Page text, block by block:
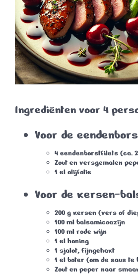
Ingrediënten voor 4
Voor de
4 eendenborstfilets (ca.
Zout en versgemalen
1 el olijfolie
Voor de kersen-
200 g kersen (vers of
100 ml balsamicoazijn
100 ml rode wijn
1 el honing
1 sjalot, fijngehakt
1 el boter (om de saus te
Zout en peper naar